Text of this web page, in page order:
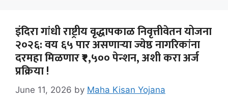
इंदिरा गांधी राष्ट्रीय वृद्धापकाळ निवृत्तीवेतन योजना
२०२६: वय ६५ पार असणाऱ्या ज्येष्ठ नागरिकांना
दरमहा मिळणार ₹१,५०० पेन्शन, अशी करा अर्ज
प्रक्रिया !
June 11, 2026 by Maha Kisan Yojana